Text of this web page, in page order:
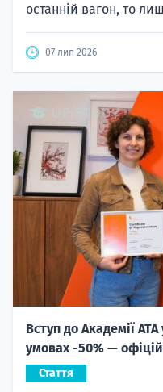
останній вагон, то
07 лип 2026
Вступ до Академії
умовах -50% —
Стаття